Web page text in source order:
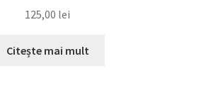
125,00 lei
Citește mai mult